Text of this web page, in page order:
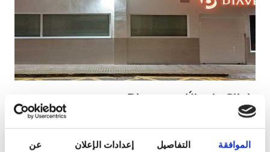
الموافقة التفاصيل إعدادات الإعلان عن
مرضى مصابين بفيروس نقص المناعة البشرية
مرضى مصابين بالتهاب الكبد B
مرضى مصابين بالتهاب الكبد C
بطاقة التأمين الصحي الأوروبية
Diaverum Úbeda Clinic
Úbeda (Jaén), إسبانيا
مشمول بتغطية بطاقة التأمين الصحيّ الأوروبية